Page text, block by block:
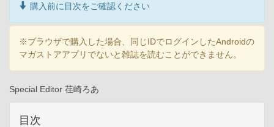
購入前に目次をご確認ください
※ブラウザで購入した場合、同じIDでログインしたAndroidの
マガストアアプリでないと雑誌を読むことができません。
Special Editor 荏崎ろあ
目次